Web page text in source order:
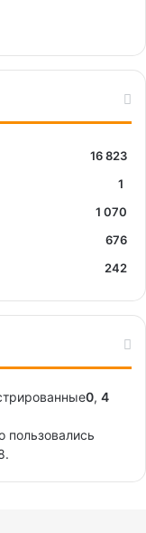
16 823
1
1 070
676
242
0, 4
пользовались